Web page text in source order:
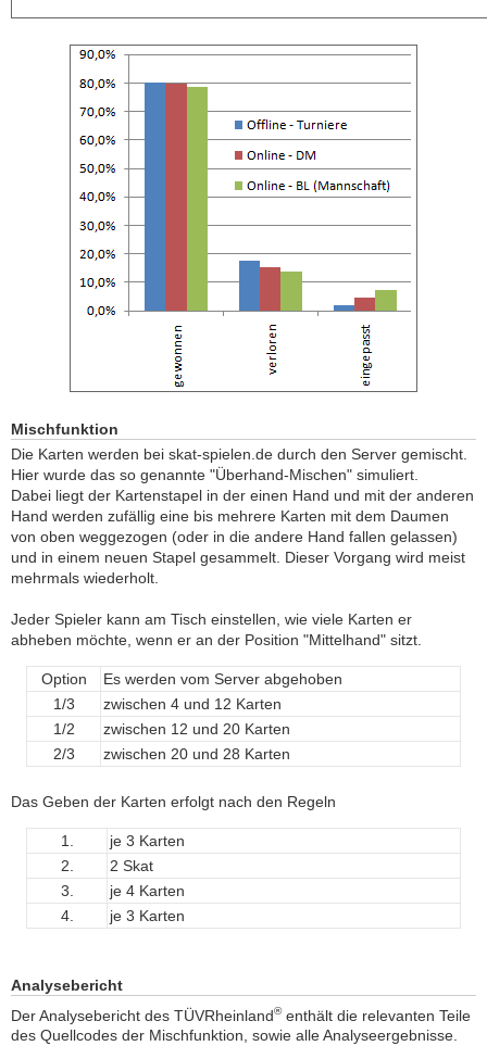
Mischfunktion
Die Karten werden bei skat-spielen.de durch den Server gemischt.
Hier wurde das so genannte "Überhand-Mischen" simuliert.
Dabei liegt der Kartenstapel in der einen Hand und mit der anderen
Hand werden zufällig eine bis mehrere Karten mit dem Daumen
von oben weggezogen (oder in die andere Hand fallen gelassen)
und in einem neuen Stapel gesammelt. Dieser Vorgang wird meist
mehrmals wiederholt.
Jeder Spieler kann am Tisch einstellen, wie viele Karten er
abheben möchte, wenn er an der Position "Mittelhand" sitzt.
Option
Es werden vom Server abgehoben
1/3
zwischen 4 und 12 Karten
1/2
zwischen 12 und 20 Karten
2/3
zwischen 20 und 28 Karten
Das Geben der Karten erfolgt nach den Regeln
1.
je 3 Karten
2.
2 Skat
3.
je 4 Karten
4.
je 3 Karten
Analysebericht
Der Analysebericht des TÜVRheinland®enthält die relevanten Teile
des Quellcodes der Mischfunktion, sowie alle Analyseergebnisse.